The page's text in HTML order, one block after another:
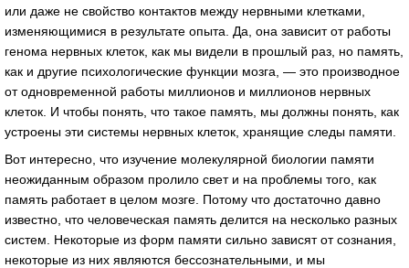
или даже не свойство контактов между нервными клетками,
изменяющимися в результате опыта. Да, она зависит от работы
генома нервных клеток, как мы видели в прошлый раз, но память,
как и другие психологические функции мозга, — это производное
от одновременной работы миллионов и миллионов нервных
клеток. И чтобы понять, что такое память, мы должны понять, как
устроены эти системы нервных клеток, хранящие следы памяти.
Вот интересно, что изучение молекулярной биологии памяти
неожиданным образом пролило свет и на проблемы того, как
память работает в целом мозге. Потому что достаточно давно
известно, что человеческая память делится на несколько разных
систем. Некоторые из форм памяти сильно зависят от сознания,
некоторые из них являются бессознательными, и мы